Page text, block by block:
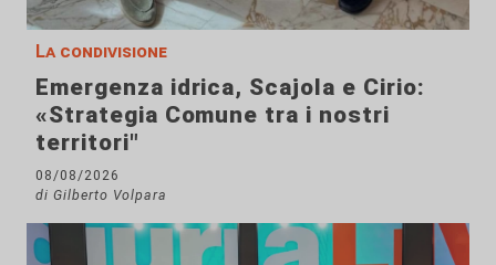
La condivisione
Emergenza idrica, Scajola e Cirio:
«Strategia Comune tra i nostri
territori"
08/08/2026
di Gilberto Volpara